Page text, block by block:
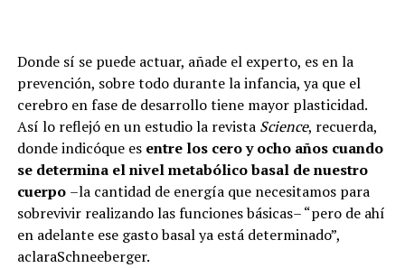
Donde sí se puede actuar, añade el experto, es en la
prevención, sobre todo durante la infancia, ya que el
cerebro en fase de desarrollo tiene mayor plasticidad.
Así lo reflejó en un estudio la revista Science, recuerda,
donde indicóque es entre los cero y ocho años cuando
se determina el nivel metabólico basal de nuestro
cuerpo –la cantidad de energía que necesitamos para
sobrevivir realizando las funciones básicas– “pero de ahí
en adelante ese gasto basal ya está determinado”,
aclaraSchneeberger.